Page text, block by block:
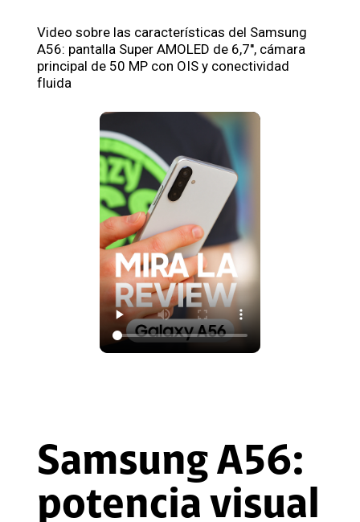
Video sobre las características del Samsung
A56: pantalla Super AMOLED de 6,7'', cámara
principal de 50 MP con OIS y conectividad
fluida
Samsung A56:
potencia visual